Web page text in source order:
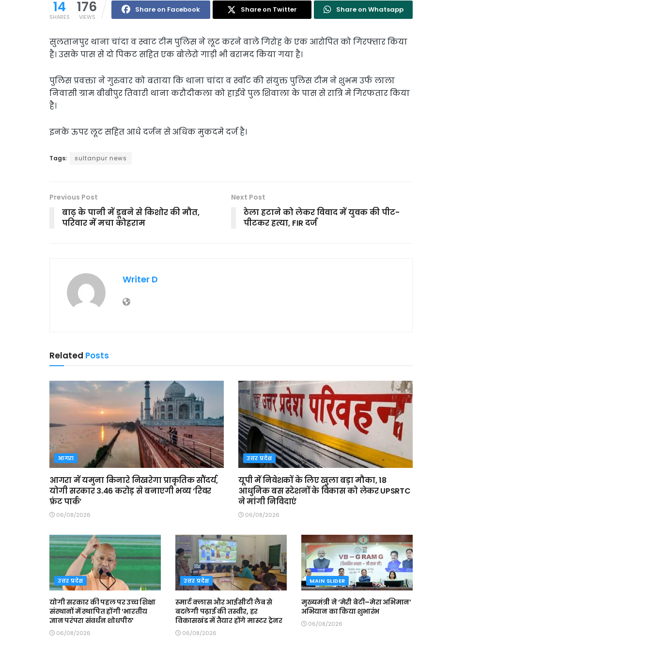
14
SHARES
176
VIEWS
Share on Facebook Share on Twitter Share on Whatsapp
सुलतानपुर थाना चांदा व स्वाट टीम पुलिस ने लूट करने वाले गिरोह के एक आरोपित को गिरफ्तार किया
है। उसके पास से दो पिकट सहित एक बोलेरो गाड़ी भी बरामद किया गया है।
पुलिस प्रवक्ता ने गुरुवार को बताया कि थाना चांदा व स्वॉट की संयुक्त पुलिस टीम ने शुभम उर्फ लाला
निवासी ग्राम बीबीपुर तिवारी थाना करौदीकला को हाईवे पुल शिवाला के पास से रात्रि मे गिरफतार किया
है।
इनके ऊपर लूट सहित आधे दर्जन से अधिक मुकदमे दर्ज है।
Tags: sultanpur news
Previous Post
बाढ़ के पानी में डूबने से किशोर की मौत,
परिवार में मचा कोहराम
Next Post
ठेला हटाने को लेकर विवाद में युवक की पीट-
पीटकर हत्या, FIR दर्ज
Writer D
Related Posts
आगरा
आगरा में यमुना किनारे निखरेगा प्राकृतिक सौंदर्य,
योगी सरकार 3.46 करोड़ से बनाएगी भव्य ‘रिवर
फ्रंट पार्क’
06/08/2026
उत्तर प्रदेश
यूपी में निवेशकों के लिए खुला बड़ा मौका, 18
आधुनिक बस स्टेशनों के विकास को लेकर UPSRTC
ने मांगी निविदाएं
06/08/2026
उत्तर प्रदेश
योगी सरकार की पहल पर उच्च शिक्षा
संस्थानों में स्थापित होंगी ‘भारतीय
ज्ञान परंपरा संवर्धन शोधपीठ’
06/08/2026
उत्तर प्रदेश
स्मार्ट क्लास और आईसीटी लैब से
बदलेगी पढ़ाई की तस्वीर, हर
विकासखंड में तैयार होंगे मास्टर ट्रेनर
06/08/2026
MAIN SLIDER
मुख्यमंत्री ने ‘मेरी बेटी–मेरा अभिमान’
अभियान का किया शुभारंभ
06/08/2026